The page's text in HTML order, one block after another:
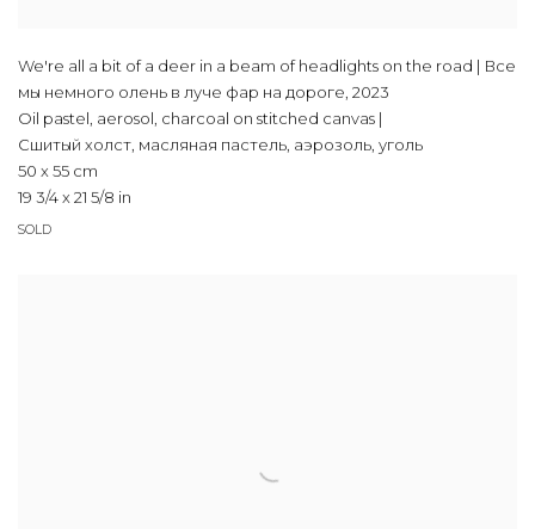
We're all a bit of a deer in a beam of headlights on the road | Все
мы немного олень в луче фар на дороге, 2023
Oil pastel, aerosol, charcoal on stitched canvas |
Сшитый холст, масляная пастель, аэрозоль, уголь
50 x 55 cm
19 3/4 x 21 5/8 in
SOLD